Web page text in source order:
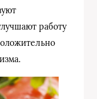
работу